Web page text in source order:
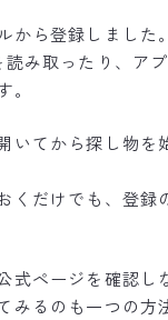
ら登録しました。
み取ったり、ア
いてから探し物を
くだけでも、登録
式ページを確認し
るのも一つの方